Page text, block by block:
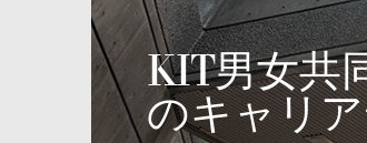
KIT男女共
のキャリ